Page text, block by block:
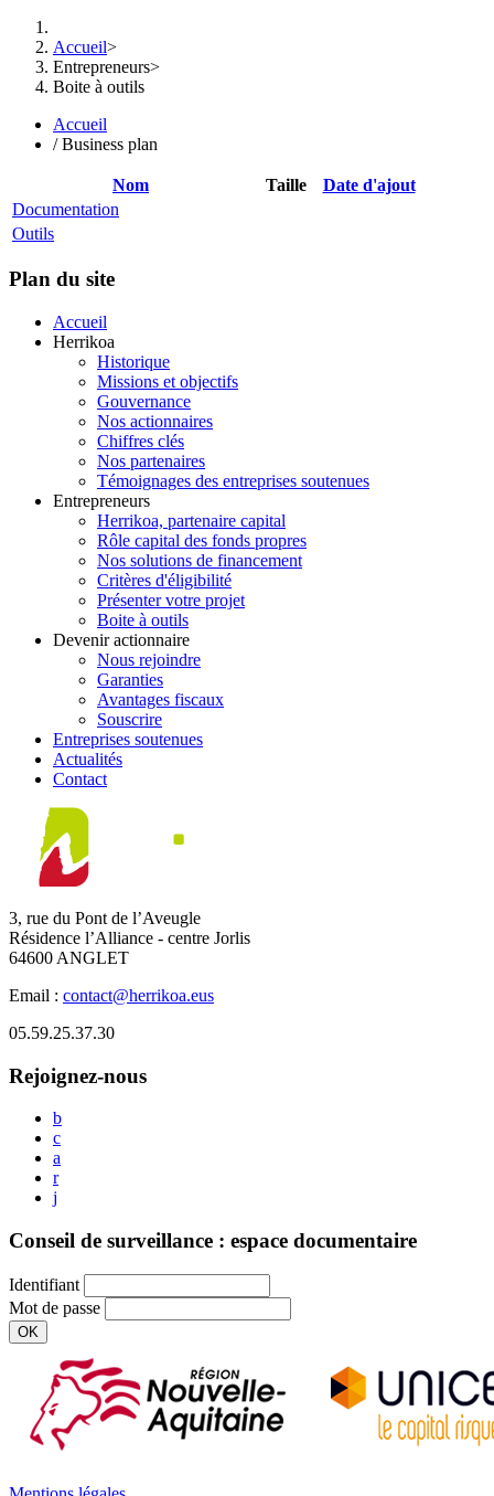
Accueil>
Entrepreneurs>
Boite à outils
Accueil
/Business plan
Nom Taille
Date d'ajout
Documentation
Outils
Plan du site
Accueil
Herrikoa
Historique
Missions et objectifs
Gouvernance
Nos actionnaires
Chiffres clés
Nos partenaires
Témoignages des entreprises soutenues
Entrepreneurs
Herrikoa, partenaire capital
Rôle capital des fonds propres
Nos solutions de financement
Critères d'éligibilité
Présenter votre projet
Boite à outils
Devenir actionnaire
Nous rejoindre
Garanties
Avantages fiscaux
Souscrire
Entreprises soutenues
Actualités
Contact
3, rue du Pont de l’Aveugle
Résidence l’Alliance - centre Jorlis
64600 ANGLET
Email : contact@herrikoa.eus
05.59.25.37.30
Rejoignez-nous
b
c
a
r
j
Conseil de surveillance : espace documentaire
Identifiant
Mot de passe
OK